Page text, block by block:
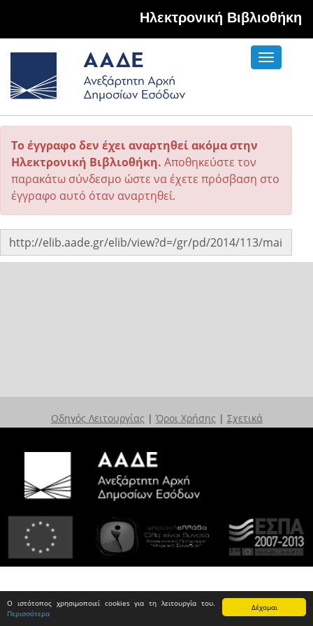
Δέχομαι
Ο ιστότοπος χρησιμοποιεί cookies για τη λειτουργία του.
Περισσότερα
Hλεκτρονική Βιβλιοθήκη
Toggle
Το έγγραφο δεν έχει αναρτηθεί ακόμα στην
Ηλεκτρονική Βιβλιοθήκη. Αποθηκεύστε τον
παρακάτω σύνδεσμο ώστε να έχετε πρόσβαση στο
έγγραφο αυτό όταν αναρτηθεί.
Οδηγός Λειτουργίας | Όροι Χρήσης | Σχετικά